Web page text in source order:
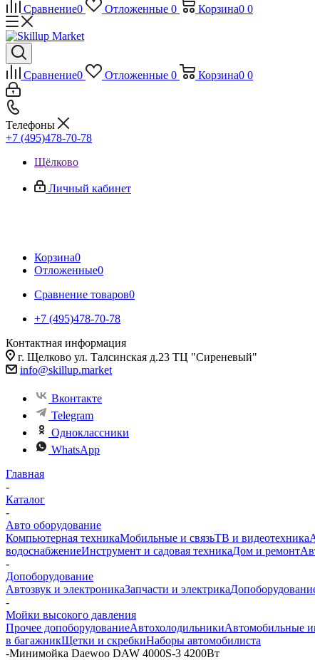
Сравнение0 Отложенные 0 Корзина0 0
Сравнение0 Отложенные 0 Корзина0 0
Телефоны
+7 (495)478-70-78
Щёлково
Личный кабинет
Корзина0
Отложенные0
Сравнение товаров0
+7 (495)478-70-78
Контактная информация
г. Щелково ул. Талсинская д.23 ТЦ "Сиреневый"
info@skillup.market
Вконтакте
Telegram
Одноклассники
WhatsApp
Главная
-
Каталог
-
Авто оборудование
Компьютерная техникаМобильные и связьТВ и видеотехника
водоснабжениеИнструмент и садовая техникаДом и ремонт
-
Допоборудование
Автозвук и электроникаЗапчасти и электрика
-
Мойки высокого давления
Прочее допоборудованиеАвтохолодильникиАвтомобильные
в багажникЩетки и скребкиНаборы автомобилиста
-Минимойка Daewoo DAW 4000S-3 4200Вт